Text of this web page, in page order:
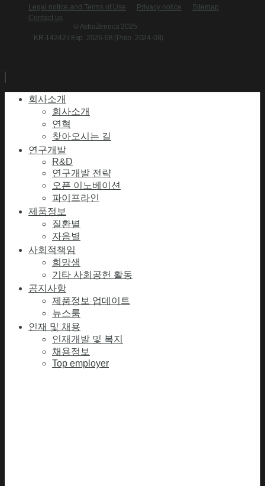
Legal notice and Terms of Use Privacy notice
Sitemap
Contact us
© AstraZeneca 2025
KR-14242 l Exp. 2026-08 (Prep. 2024-08)
회사소개
회사소개
연혁
찾아오시는 길
연구개발
R&D
연구개발 전략
오픈 이노베이션
파이프라인
제품정보
질환별
자음별
사회적책임
희망샘
기타 사회공헌 활동
공지사항
제품정보 업데이트
뉴스룸
인재 및 채용
인재개발 및 복지
채용정보
Top employer